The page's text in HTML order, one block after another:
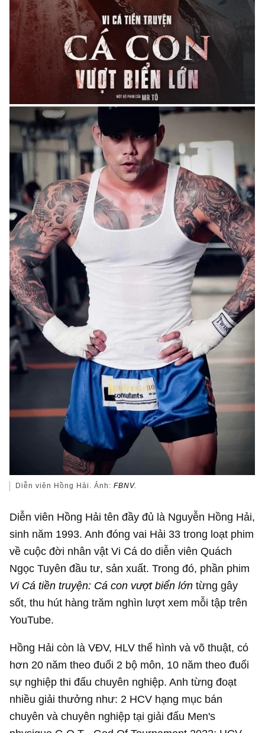
Diễn viên Hồng Hải. Ảnh:FBNV.
Diễn viên Hồng Hải tên đầy đủ là Nguyễn Hồng Hải,
sinh năm 1993. Anh đóng vai Hải 33 trong loạt phim
về cuộc đời nhân vật Vi Cá do diễn viên Quách
Ngọc Tuyên đầu tư, sản xuất. Trong đó, phần phim
Vi Cá tiền truyện: Cá con vượt biển lớn từng gây
sốt, thu hút hàng trăm nghìn lượt xem mỗi tập trên
YouTube.
Hồng Hải còn là VĐV, HLV thể hình và võ thuật, có
hơn 20 năm theo đuổi 2 bộ môn, 10 năm theo đuổi
sự nghiệp thi đấu chuyên nghiệp. Anh từng đoạt
nhiều giải thưởng như: 2 HCV hạng mục bán
chuyên và chuyên nghiệp tại giải đấu Men's